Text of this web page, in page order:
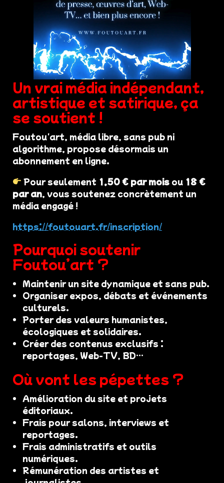
Un vrai média indépendant,
artistique et satirique, ça
se soutient !
Foutou'art, média libre, sans pub ni
algorithme, propose désormais un
abonnement en ligne.
Pour seulement 1,50 € par mois ou 18 €
par an, vous soutenez concrètement un
média engagé !
https://foutouart.fr/inscription/
Pourquoi soutenir
Foutou’art ?
Maintenir un site dynamique et sans pub.
Organiser expos, débats et événements
culturels.
Porter des valeurs humanistes,
écologiques et solidaires.
Créer des contenus exclusifs :
reportages, Web-TV, BD…
Où vont les pépettes ?
Amélioration du site et projets
éditoriaux.
Frais pour salons, interviews et
reportages.
Frais administratifs et outils
numériques.
Rémunération des artistes et